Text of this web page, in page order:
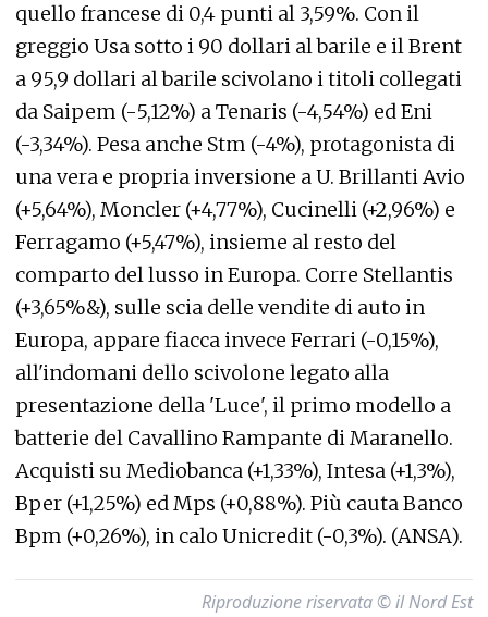
quello francese di 0,4 punti al 3,59%. Con il
greggio Usa sotto i 90 dollari al barile e il Brent
a 95,9 dollari al barile scivolano i titoli collegati
da Saipem (-5,12%) a Tenaris (-4,54%) ed Eni
(-3,34%). Pesa anche Stm (-4%), protagonista di
una vera e propria inversione a U. Brillanti Avio
(+5,64%), Moncler (+4,77%), Cucinelli (+2,96%) e
Ferragamo (+5,47%), insieme al resto del
comparto del lusso in Europa. Corre Stellantis
(+3,65%&), sulle scia delle vendite di auto in
Europa, appare fiacca invece Ferrari (-0,15%),
all'indomani dello scivolone legato alla
presentazione della 'Luce', il primo modello a
batterie del Cavallino Rampante di Maranello.
Acquisti su Mediobanca (+1,33%), Intesa (+1,3%),
Bper (+1,25%) ed Mps (+0,88%). Più cauta Banco
Bpm (+0,26%), in calo Unicredit (-0,3%). (ANSA).
Riproduzione riservata © il Nord Est